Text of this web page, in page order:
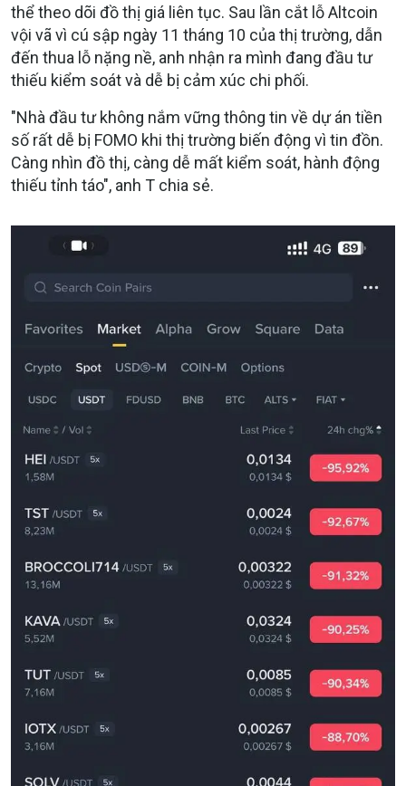
thể theo dõi đồ thị giá liên tục. Sau lần cắt lỗ Altcoin
vội vã vì cú sập ngày 11 tháng 10 của thị trường, dẫn
đến thua lỗ nặng nề, anh nhận ra mình đang đầu tư
thiếu kiểm soát và dễ bị cảm xúc chi phối.
"Nhà đầu tư không nắm vững thông tin về dự án tiền
số rất dễ bị FOMO khi thị trường biến động vì tin đồn.
Càng nhìn đồ thị, càng dễ mất kiểm soát, hành động
thiếu tỉnh táo", anh T chia sẻ.